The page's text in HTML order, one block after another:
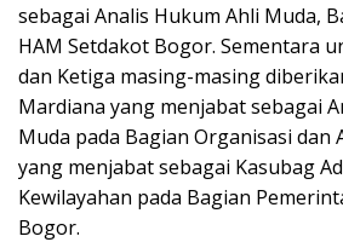
sebagai Analis Hukum Ahli Muda,
HAM Setdakot Bogor. Sementara
dan Ketiga masing-masing
Mardiana yang menjabat sebagai
Muda pada Bagian Organisasi dan
yang menjabat sebagai Kasubag
Kewilayahan pada Bagian
Bogor.